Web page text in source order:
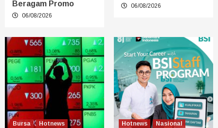
Beragam Promo
06/08/2026
06/08/2026
Bursa
Hotnews
Hotnews
Nasional